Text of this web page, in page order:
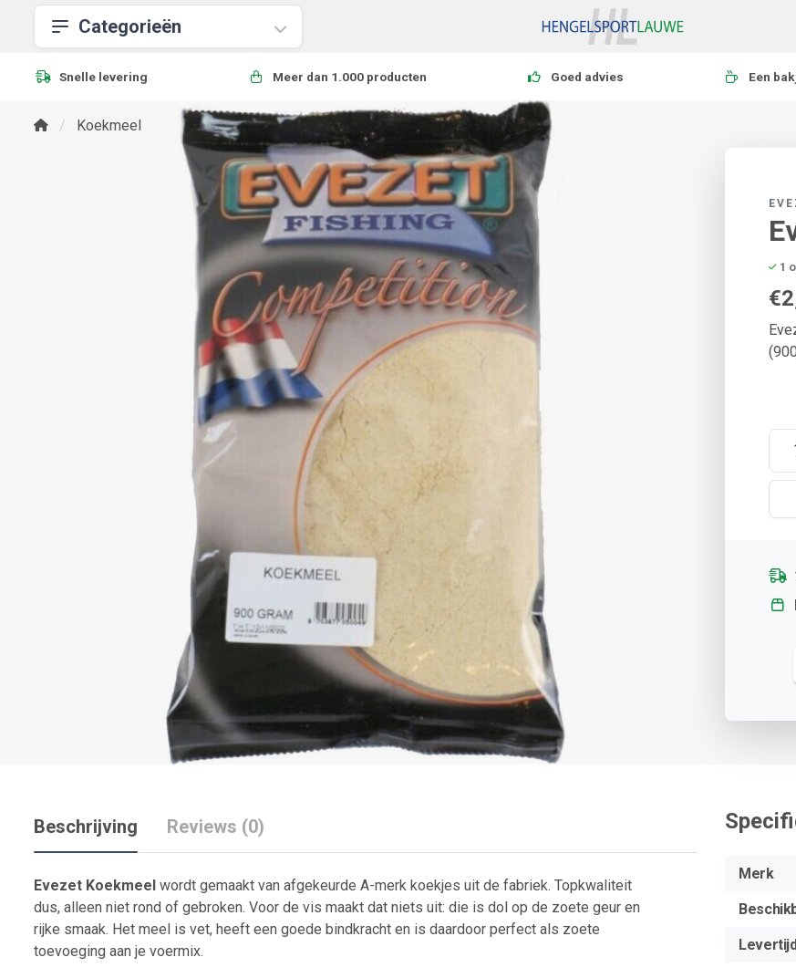
Categorieën
Snelle levering Meer dan 1.000 producten Goed advies Een
Koekmeel
1
Beschrijving Reviews (0)
Evezet Koekmeel wordt gemaakt van afgekeurde A-merk koekjes uit de fabriek. Topkwaliteit
dus, alleen niet rond of gebroken. Voor de vis maakt dat niets uit: die is dol op de zoete geur en
rijke smaak. Het meel is vet, heeft een goede bindkracht en is daardoor perfect als zoete
toevoeging aan je voermix.
Merk